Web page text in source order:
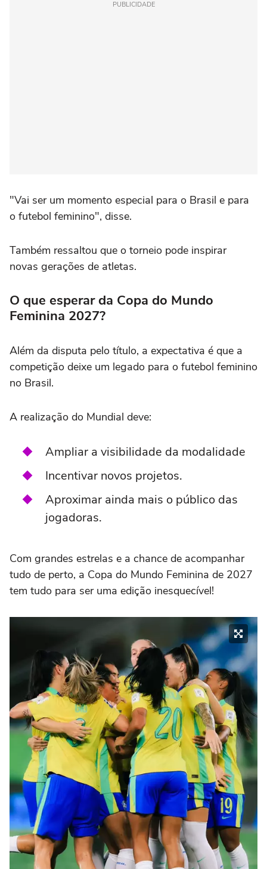
PUBLICIDADE
"Vai ser um momento especial para o Brasil e para
o futebol feminino", disse.
Também ressaltou que o torneio pode inspirar
novas gerações de atletas.
O que esperar da Copa do Mundo
Feminina 2027?
Além da disputa pelo título, a expectativa é que a
competição deixe um legado para o futebol feminino
no Brasil.
A realização do Mundial deve:
Ampliar a visibilidade da modalidade
Incentivar novos projetos.
Aproximar ainda mais o público das
jogadoras.
Com grandes estrelas e a chance de acompanhar
tudo de perto, a Copa do Mundo Feminina de 2027
tem tudo para ser uma edição inesquecível!